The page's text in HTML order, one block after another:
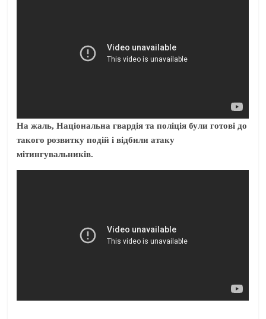
На жаль, Національна гвардія та поліція були готові до
такого розвитку подій і відбили атаку
мітингувальників.